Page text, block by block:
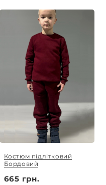
Костюм підлітковий
Бордовий
665 грн.